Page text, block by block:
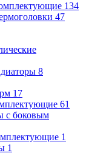
134
47
8
17
61
с боковым
1
1